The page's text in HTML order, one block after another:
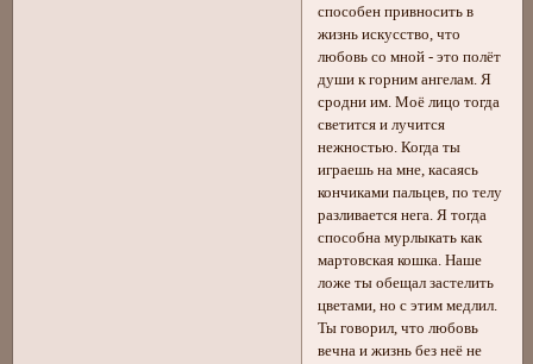
способен привносить в
жизнь искусство, что
любовь со мной - это полёт
души к горним ангелам. Я
сродни им. Моё лицо тогда
светится и лучится
нежностью. Когда ты
играешь на мне, касаясь
кончиками пальцев, по телу
разливается нега. Я тогда
способна мурлыкать как
мартовская кошка. Наше
ложе ты обещал застелить
цветами, но с этим медлил.
Ты говорил, что любовь
вечна и жизнь без неё не